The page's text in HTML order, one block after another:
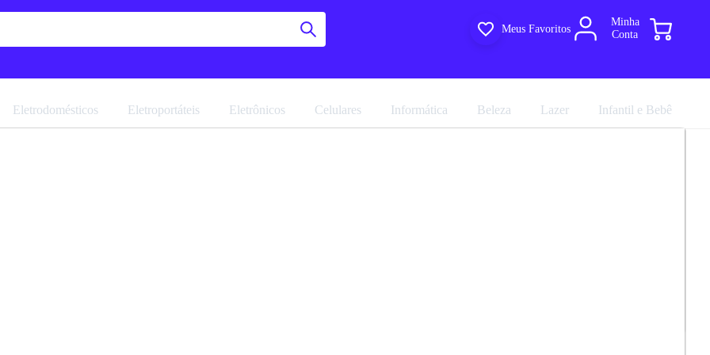
Meus Favoritos
Minha
Conta
Eletrodomésticos Eletroportáteis Eletrônicos Celulares Informática Beleza Lazer Infantil e Bebê